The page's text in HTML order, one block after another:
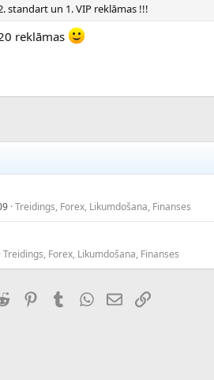
standart un 1. VIP reklāmas !!!
reklāmas
Treidings, Forex, Likumdošana, Finanses
Treidings, Forex, Likumdošana, Finanses
Reddit PinterestTumblrWhatsApp
E-pastsSaiti